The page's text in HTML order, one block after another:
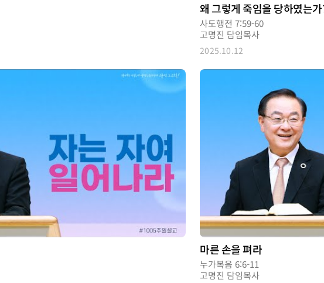
왜 그렇게 죽임을 당하였는
사도행전 7:59-60
고명진 담임목사
2025.10.12
마른 손을 펴라
누가복음 6:6-11
고명진 담임목사